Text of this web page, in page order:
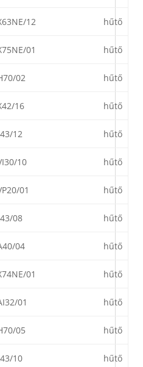
12 hűtő
01 hűtő
02 hűtő
16 hűtő
12 hűtő
10 hűtő
01 hűtő
08 hűtő
04 hűtő
01 hűtő
01 hűtő
05 hűtő
10 hűtő